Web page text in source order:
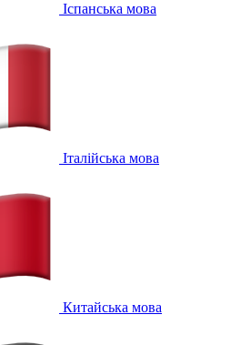
Іспанська мова
Італійська мова
Китайська мова